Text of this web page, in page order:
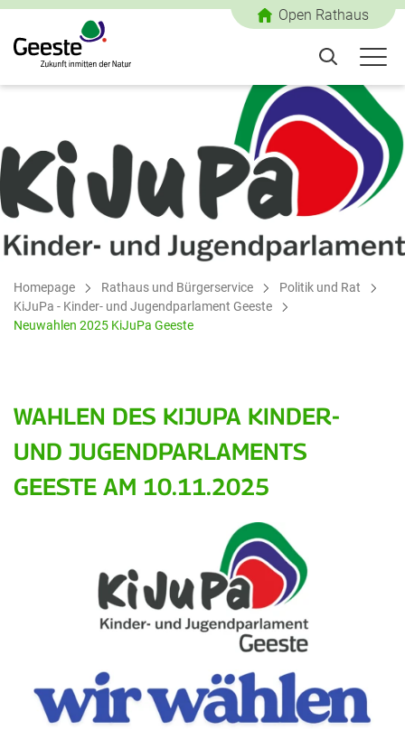
Open Rathaus
Homepage Rathaus und Bürgerservice
Politik und Rat
KiJuPa - Kinder- und Jugendparlament Geeste
Neuwahlen 2025 KiJuPa Geeste
WAHLEN DES KIJUPA KINDER-
UND JUGENDPARLAMENTS
GEESTE AM 10.11.2025